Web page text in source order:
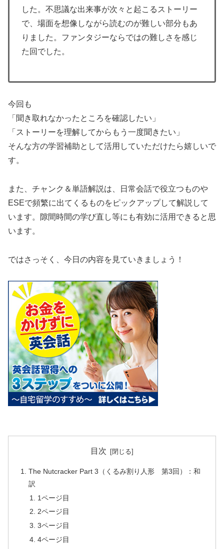
した。不思議な出来事が次々と起こるストーリー
で、場面を想像しながら読むのが難しい部分もあ
りました。ファンタジーならではの難しさを感じ
た回でした。
今回も
「聞き取れなかったところを確認したい」
「ストーリーを理解してからもう一度聞きたい」
そんな方の学習補助として活用していただけたら嬉しいで
す。
また、チャンク＆単語解説は、日常会話で役立つものや
ESEで頻繁に出てくるものをピックアップして解説して
います。隙間時間の学び直し等にも有効に活用できると思
います。
ではさっそく、今日の内容を見ていきましょう！
目次
The Nutcracker Part 3（くるみ割り人形 第3回）：和
訳
1ページ目
2ページ目
3ページ目
4ページ目